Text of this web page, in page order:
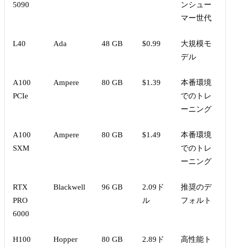
5090
ンシュー
マー世代
L40 Ada 48 GB $0.99
大規模モ
デル
A100
PCIe
Ampere 80 GB $1.39
本番環境
でのトレ
ーニング
A100
SXM
Ampere 80 GB $1.49
本番環境
でのトレ
ーニング
RTX
PRO
6000
Blackwell 96 GB
2.09ド
ル
推奨のデ
フォルト
H100
Hopper 80 GB
2.89ド
高性能ト